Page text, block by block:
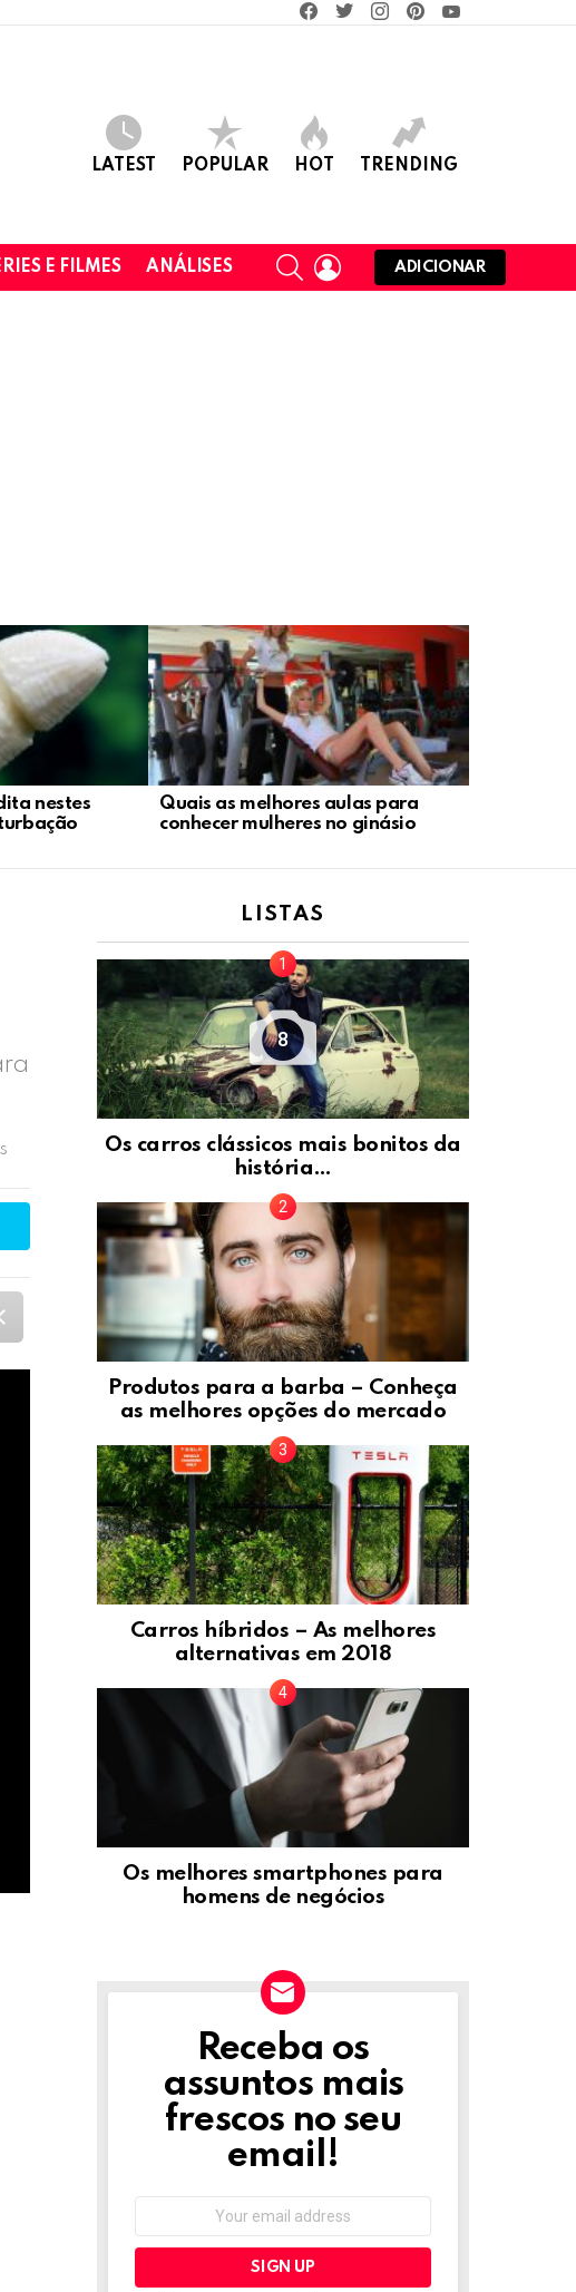
LATEST POPULAR HOT TRENDING
E FILMES ANÁLISES
SEARCHLOGIN
ADICIONAR
nestes
Quais as melhores aulas para
conhecer mulheres no ginásio
LISTAS
8
Os carros clássicos mais bonitos da
história…
Produtos para a barba – Conheça
as melhores opções do mercado
Carros híbridos – As melhores
alternativas em 2018
Os melhores smartphones para
homens de negócios
NEWSLETTER
Receba os
assuntos mais
frescos no seu
email!